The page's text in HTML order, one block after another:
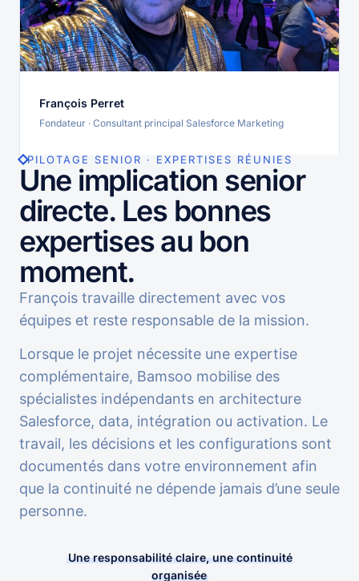
François Perret
Fondateur · Consultant principal Salesforce Marketing
PILOTAGE SENIOR · EXPERTISES RÉUNIES
Une implication senior
directe. Les bonnes
expertises au bon
moment.
François travaille directement avec vos
équipes et reste responsable de la mission.
Lorsque le projet nécessite une expertise
complémentaire, Bamsoo mobilise des
spécialistes indépendants en architecture
Salesforce, data, intégration ou activation. Le
travail, les décisions et les configurations sont
documentés dans votre environnement afin
que la continuité ne dépende jamais d’une seule
personne.
Une responsabilité claire, une continuité
organisée